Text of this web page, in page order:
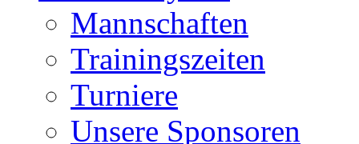
Mannschaften
Trainingszeiten
Turniere
Unsere Sponsoren